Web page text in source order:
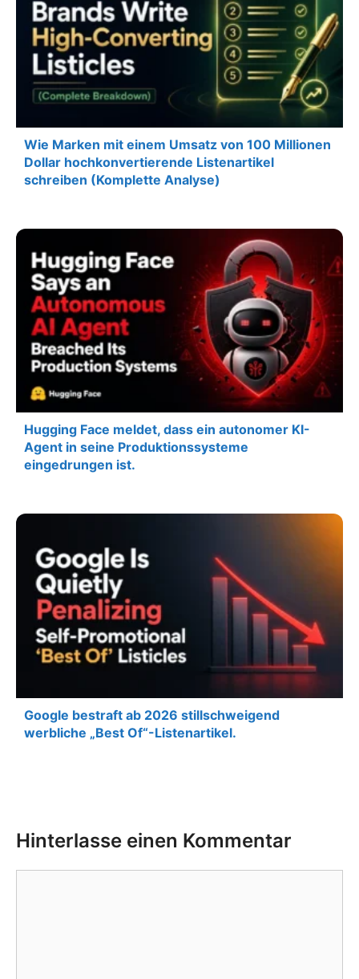
Wie Marken mit einem Umsatz von 100 Millionen
Dollar hochkonvertierende Listenartikel
schreiben (Komplette Analyse)
Hugging Face meldet, dass ein autonomer KI-
Agent in seine Produktionssysteme
eingedrungen ist.
Google bestraft ab 2026 stillschweigend
werbliche „Best Of“-Listenartikel.
Hinterlasse einen Kommentar